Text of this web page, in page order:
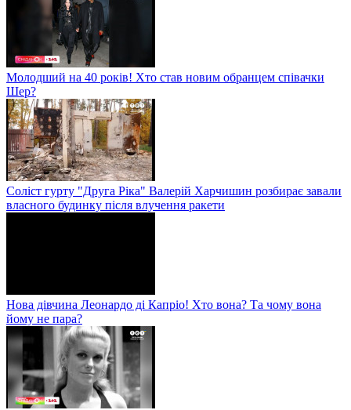
Молодший на 40 років! Хто став новим обранцем співачки
Шер?
Соліст гурту "Друга Ріка" Валерій Харчишин розбирає завали
власного будинку після влучення ракети
Нова дівчина Леонардо ді Капріо! Хто вона? Та чому вона
йому не пара?